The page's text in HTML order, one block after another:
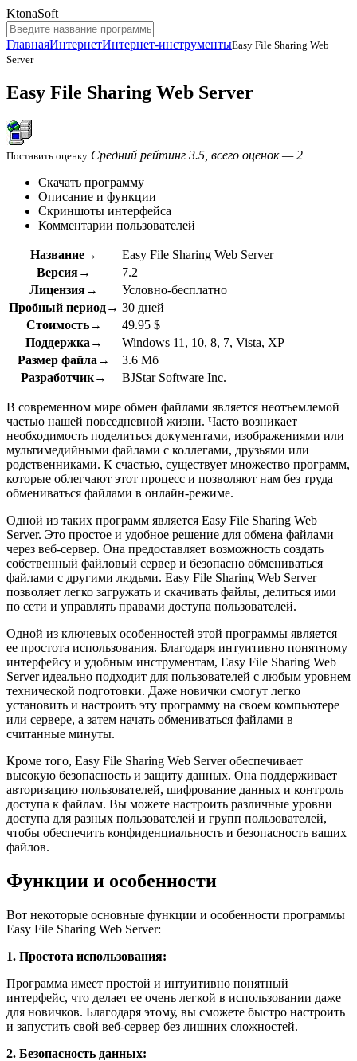
KtonaSoft
ГлавнаяИнтернетИнтернет-инструментыEasy File Sharing Web
Server
Easy File Sharing Web Server
Поставить оценку Средний рейтинг 3.5, всего оценок — 2
Скачать программу
Описание и функции
Скриншоты интерфейса
Комментарии пользователей
Название→
Easy File Sharing Web Server
Версия→
7.2
Лицензия→
Условно-бесплатно
Пробный период→ 30 дней
Стоимость→
49.95 $
Поддержка→
Windows 11, 10, 8, 7, Vista, XP
Размер файла→
3.6 Мб
Разработчик→
BJStar Software Inc.
В современном мире обмен файлами является неотъемлемой
частью нашей повседневной жизни. Часто возникает
необходимость поделиться документами, изображениями или
мультимедийными файлами с коллегами, друзьями или
родственниками. К счастью, существует множество программ,
которые облегчают этот процесс и позволяют нам без труда
обмениваться файлами в онлайн-режиме.
Одной из таких программ является Easy File Sharing Web
Server. Это простое и удобное решение для обмена файлами
через веб-сервер. Она предоставляет возможность создать
собственный файловый сервер и безопасно обмениваться
файлами с другими людьми. Easy File Sharing Web Server
позволяет легко загружать и скачивать файлы, делиться ими
по сети и управлять правами доступа пользователей.
Одной из ключевых особенностей этой программы является
ее простота использования. Благодаря интуитивно понятному
интерфейсу и удобным инструментам, Easy File Sharing Web
Server идеально подходит для пользователей с любым уровнем
технической подготовки. Даже новички смогут легко
установить и настроить эту программу на своем компьютере
или сервере, а затем начать обмениваться файлами в
считанные минуты.
Кроме того, Easy File Sharing Web Server обеспечивает
высокую безопасность и защиту данных. Она поддерживает
авторизацию пользователей, шифрование данных и контроль
доступа к файлам. Вы можете настроить различные уровни
доступа для разных пользователей и групп пользователей,
чтобы обеспечить конфиденциальность и безопасность ваших
файлов.
Функции и особенности
Вот некоторые основные функции и особенности программы
Easy File Sharing Web Server:
1. Простота использования:
Программа имеет простой и интуитивно понятный
интерфейс, что делает ее очень легкой в использовании даже
для новичков. Благодаря этому, вы сможете быстро настроить
и запустить свой веб-сервер без лишних сложностей.
2. Безопасность данных: